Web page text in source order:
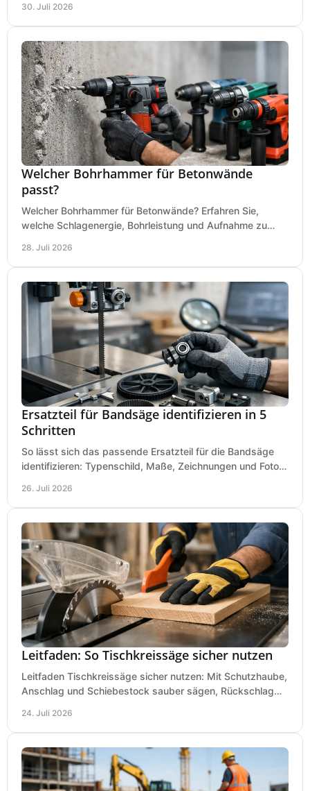
30. Juli 2026
Welcher Bohrhammer für Betonwände
passt?
Welcher Bohrhammer für Betonwände? Erfahren Sie,
welche Schlagenergie, Bohrleistung und Aufnahme zu
28. Juli 2026
Ersatzteil für Bandsäge identifizieren in 5
Schritten
So lässt sich das passende Ersatzteil für die Bandsäge
identifizieren: Typenschild, Maße, Zeichnungen und Fotos
26. Juli 2026
Leitfaden: So Tischkreissäge sicher nutzen
Leitfaden Tischkreissäge sicher nutzen: Mit Schutzhaube,
Anschlag und Schiebestock sauber sägen, Rückschlag
24. Juli 2026